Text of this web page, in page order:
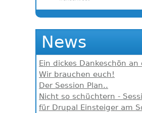
News
Ein dickes Dankeschön an
Wir brauchen euch!
Der Session Plan..
Nicht so schüchtern -
für Drupal Einsteiger am